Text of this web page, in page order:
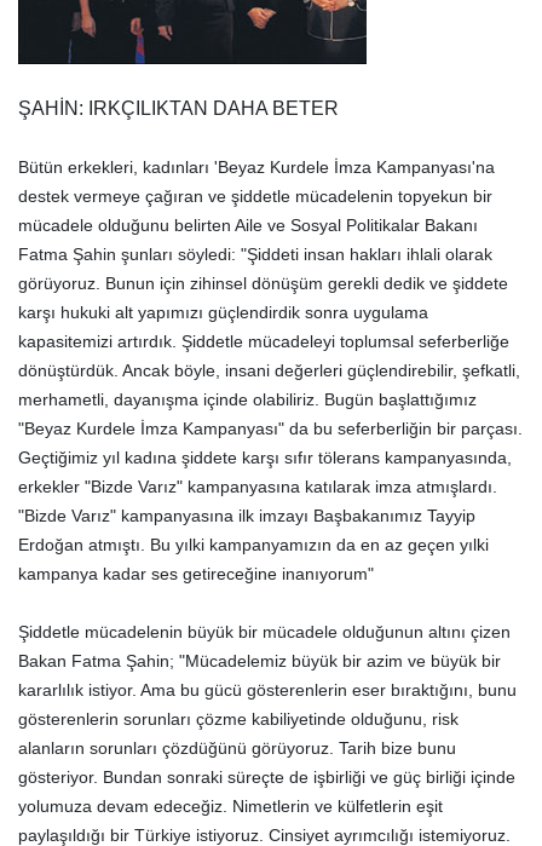
ŞAHİN: IRKÇILIKTAN DAHA BETER
Bütün erkekleri, kadınları 'Beyaz Kurdele İmza Kampanyası'na
destek vermeye çağıran ve şiddetle mücadelenin topyekun bir
mücadele olduğunu belirten Aile ve Sosyal Politikalar Bakanı
Fatma Şahin şunları söyledi: "Şiddeti insan hakları ihlali olarak
görüyoruz. Bunun için zihinsel dönüşüm gerekli dedik ve şiddete
karşı hukuki alt yapımızı güçlendirdik sonra uygulama
kapasitemizi artırdık. Şiddetle mücadeleyi toplumsal seferberliğe
dönüştürdük. Ancak böyle, insani değerleri güçlendirebilir, şefkatli,
merhametli, dayanışma içinde olabiliriz. Bugün başlattığımız
"Beyaz Kurdele İmza Kampanyası" da bu seferberliğin bir parçası.
Geçtiğimiz yıl kadına şiddete karşı sıfır tölerans kampanyasında,
erkekler "Bizde Varız" kampanyasına katılarak imza atmışlardı.
"Bizde Varız" kampanyasına ilk imzayı Başbakanımız Tayyip
Erdoğan atmıştı. Bu yılki kampanyamızın da en az geçen yılki
kampanya kadar ses getireceğine inanıyorum"
Şiddetle mücadelenin büyük bir mücadele olduğunun altını çizen
Bakan Fatma Şahin; "Mücadelemiz büyük bir azim ve büyük bir
kararlılık istiyor. Ama bu gücü gösterenlerin eser bıraktığını, bunu
gösterenlerin sorunları çözme kabiliyetinde olduğunu, risk
alanların sorunları çözdüğünü görüyoruz. Tarih bize bunu
gösteriyor. Bundan sonraki süreçte de işbirliği ve güç birliği içinde
yolumuza devam edeceğiz. Nimetlerin ve külfetlerin eşit
paylaşıldığı bir Türkiye istiyoruz. Cinsiyet ayrımcılığı istemiyoruz.